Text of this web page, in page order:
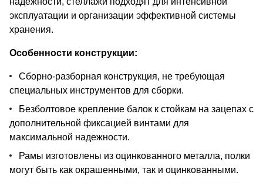
эксплуатации и организации эффективной системы
хранения.
Особенности конструкции:
Сборно-разборная конструкция, не требующая
специальных инструментов для сборки.
Безболтовое крепление балок к стойкам на зацепах с
дополнительной фиксацией винтами для
максимальной надежности.
Рамы изготовлены из оцинкованного металла, полки
могут быть как окрашенными, так и оцинкованными.